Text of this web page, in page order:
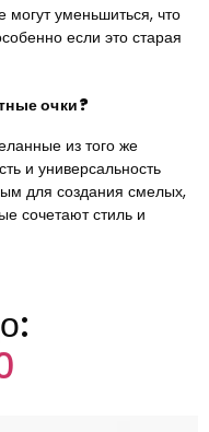
уменьшиться, что
если это старая
очки?
из того же
и универсальность
для создания смелых,
сочетают стиль и